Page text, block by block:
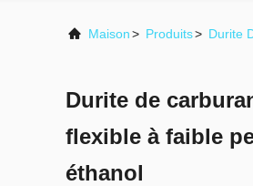
Maison> Produits> Durite
Durite de
flexible à faible
éthanol